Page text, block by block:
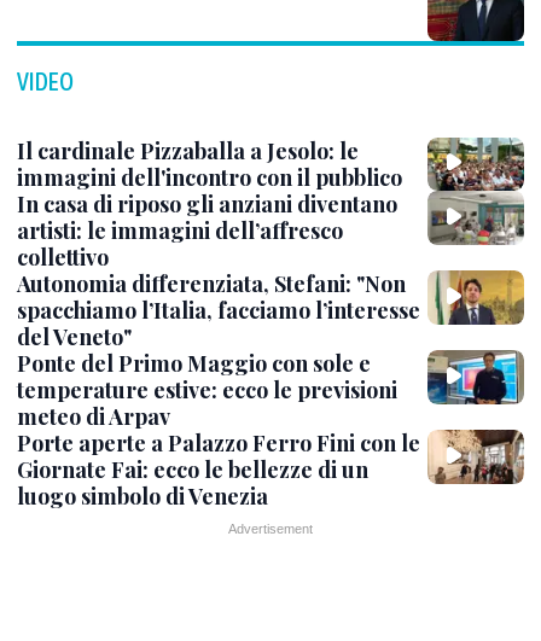
VIDEO
Il cardinale Pizzaballa a Jesolo: le
immagini dell'incontro con il pubblico
In casa di riposo gli anziani diventano
artisti: le immagini dell’affresco
collettivo
Autonomia differenziata, Stefani: "Non
spacchiamo l’Italia, facciamo l’interesse
del Veneto"
Ponte del Primo Maggio con sole e
temperature estive: ecco le previsioni
meteo di Arpav
Porte aperte a Palazzo Ferro Fini con le
Giornate Fai: ecco le bellezze di un
luogo simbolo di Venezia